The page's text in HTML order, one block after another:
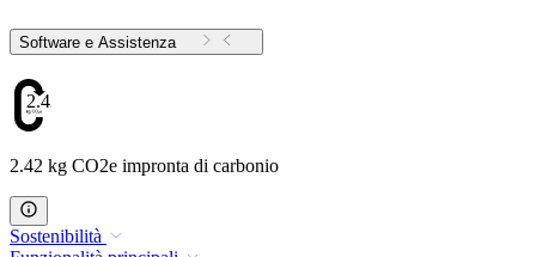
Software e Assistenza
2.42
2.42 kg CO2e impronta di carbonio
Sostenibilità